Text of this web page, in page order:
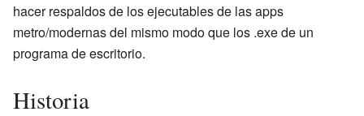
hacer respaldos de los ejecutables de las apps
metro/modernas del mismo modo que los .exe de un
programa de escritorio.
Historia